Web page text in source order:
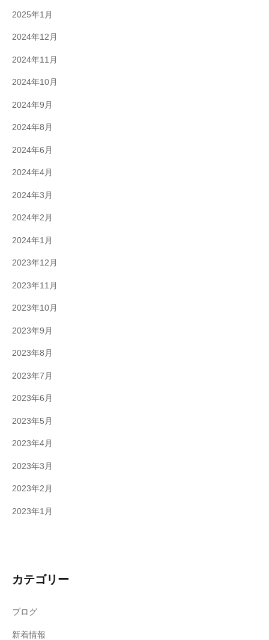
2025年1月
2024年12月
2024年11月
2024年10月
2024年9月
2024年8月
2024年6月
2024年4月
2024年3月
2024年2月
2024年1月
2023年12月
2023年11月
2023年10月
2023年9月
2023年8月
2023年7月
2023年6月
2023年5月
2023年4月
2023年3月
2023年2月
2023年1月
カテゴリー
ブログ
新着情報